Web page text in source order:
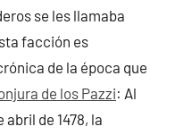
se les llamaba
facción es
de la época que
de los Pazzi: Al
de 1478, la